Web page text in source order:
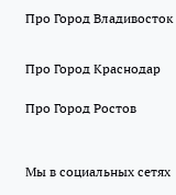
Про Город Владивосток
Про Город Краснодар
Про Город Ростов
Мы в социальных сетях